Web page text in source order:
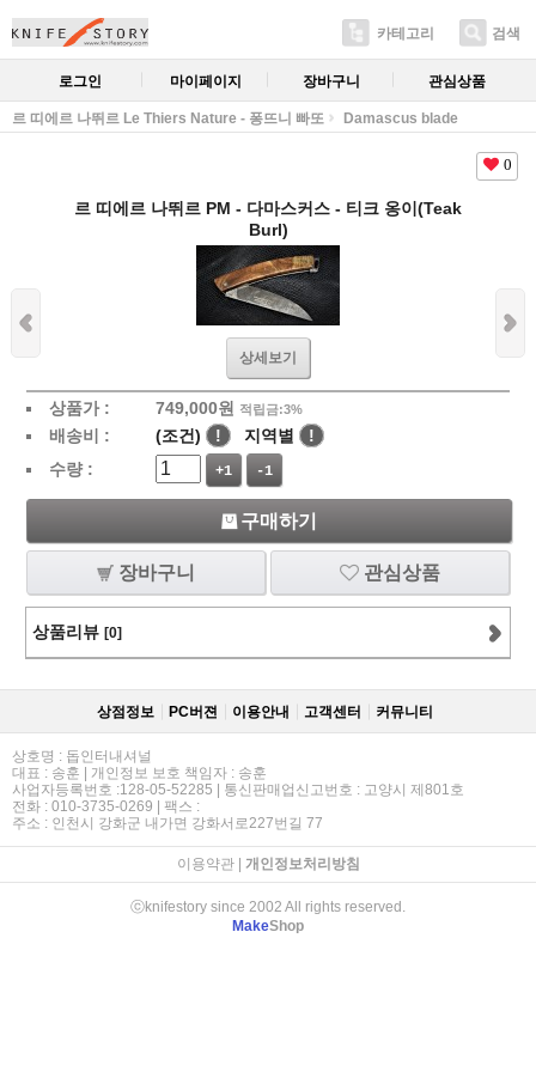
카테고리 검색
로그인 마이페이지 장바구니 관심상품
르 띠에르 나뛰르 Le Thiers Nature - 퐁뜨니 빠또 Damascus blade
0
르 띠에르 나뛰르 PM - 다마스커스 - 티크 옹이(Teak
Burl)
상세보기
상품가 : 749,000원 적립금:3%
배송비 : (조건) ! 지역별
!
수량 :
+1 -1
구매하기
장바구니 관심상품
상품리뷰 [0]
상점정보 PC버젼 이용안내 고객센터 커뮤니티
상호명 : 돕인터내셔널
대표 : 송훈 | 개인정보 보호 책임자 : 송훈
사업자등록번호 :128-05-52285 | 통신판매업신고번호 : 고양시 제801호
전화 : 010-3735-0269 | 팩스 :
주소 : 인천시 강화군 내가면 강화서로227번길 77
이용약관| 개인정보처리방침
ⓒknifestory since 2002 All rights reserved.
MakeShop